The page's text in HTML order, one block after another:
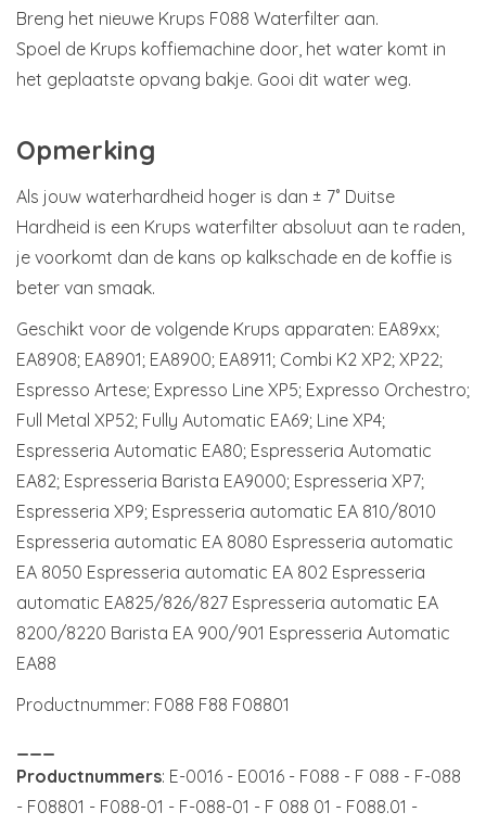
Breng het nieuwe Krups F088 Waterfilter aan.
Spoel de Krups koffiemachine door, het water komt in
het geplaatste opvang bakje. Gooi dit water weg.
Opmerking
Als jouw waterhardheid hoger is dan ± 7˚ Duitse
Hardheid is een Krups waterfilter absoluut aan te raden,
je voorkomt dan de kans op kalkschade en de koffie is
beter van smaak.
Geschikt voor de volgende Krups apparaten: EA89xx;
EA8908; EA8901; EA8900; EA8911; Combi K2 XP2; XP22;
Espresso Artese; Expresso Line XP5; Expresso Orchestro;
Full Metal XP52; Fully Automatic EA69; Line XP4;
Espresseria Automatic EA80; Espresseria Automatic
EA82; Espresseria Barista EA9000; Espresseria XP7;
Espresseria XP9; Espresseria automatic EA 810/8010
Espresseria automatic EA 8080 Espresseria automatic
EA 8050 Espresseria automatic EA 802 Espresseria
automatic EA825/826/827 Espresseria automatic EA
8200/8220 Barista EA 900/901 Espresseria Automatic
EA88
Productnummer: F088 F88 F08801
Productnummers: E-0016 - E0016 - F088 - F 088 - F-088
- F08801 - F088-01 - F-088-01 - F 088 01 - F088.01 -